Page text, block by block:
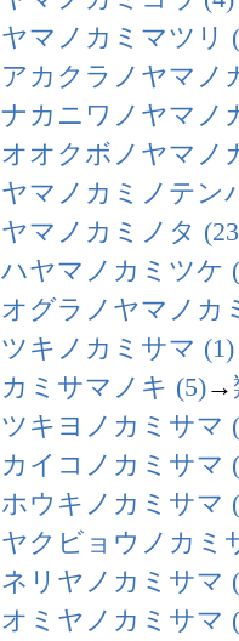
ヤマノカミマツリ
アカクラノヤマノ
ナカニワノヤマノ
オオクボノヤマノ
ヤマノカミノテン
ヤマノカミノタ
ハヤマノカミツケ
オグラノヤマノカ
ツキノカミサマ (1)
カミサマノキ (5)→
ツキヨノカミサマ
カイコノカミサマ
ホウキノカミサマ
ヤクビョウノカミ
ネリヤノカミサマ
オミヤノカミサマ